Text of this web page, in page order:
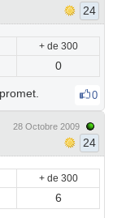
24
+ de 300
0
0
28 Octobre 2009
24
+ de 300
6